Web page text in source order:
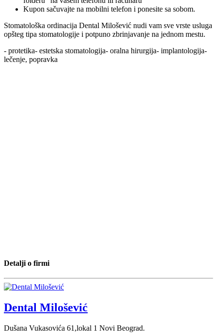
Kupon sačuvajte na mobilni telefon i ponesite sa sobom.
Stomatološka ordinacija Dental Milošević nudi vam sve vrste usluga
opšteg tipa stomatologije i potpuno zbrinjavanje na jednom mestu.
- protetika- estetska stomatologija- oralna hirurgija- implantologija-
lečenje, popravka
Detalji o firmi
Dental Milošević
Dušana Vukasovića 61,lokal 1 Novi Beograd.